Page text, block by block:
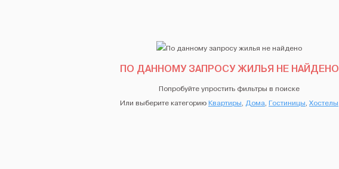
ПО ДАННОМУ ЗАПРОСУ ЖИЛЬЯ НЕ НАЙДЕНО
Попробуйте упростить фильтры в поиске
Или выберите категориюКвартиры, Дома, Гостиницы, Хостелы